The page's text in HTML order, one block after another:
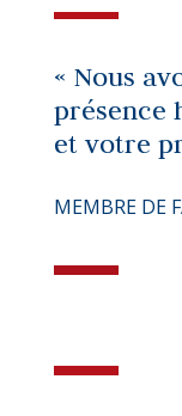
« Nous
présence
et votre
MEMBRE DE